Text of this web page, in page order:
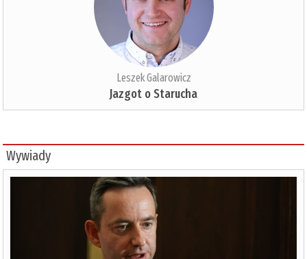
Leszek Galarowicz
Jazgot o Starucha
Wywiady